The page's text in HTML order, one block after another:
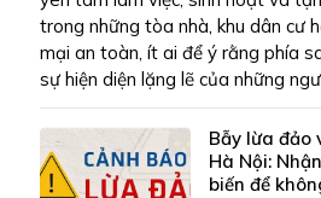
trong những tòa nhà, khu dân cư
mại an toàn, ít ai để ý rằng phía
sự hiện diện lặng lẽ của những
Bẫy lừa đảo
Hà Nội:
biến để